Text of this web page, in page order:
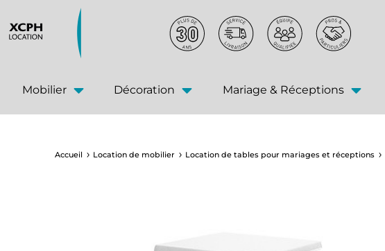
Mobilier Décoration Mariage & Réceptions
Accueil Location de mobilier Location de tables pour mariages et réceptions